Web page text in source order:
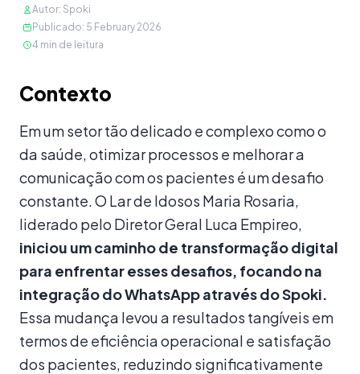
Autor: Spoki
Publicado: 5 February 2026
4 min de leitura
Contexto
Em um setor tão delicado e complexo como o
da saúde, otimizar processos e melhorar a
comunicação com os pacientes é um desafio
constante. O Lar de Idosos Maria Rosaria,
liderado pelo Diretor Geral Luca Empireo,
iniciou um caminho de transformação digital
para enfrentar esses desafios, focando na
integração do WhatsApp através do Spoki.
Essa mudança levou a resultados tangíveis em
termos de eficiência operacional e satisfação
dos pacientes, reduzindo significativamente